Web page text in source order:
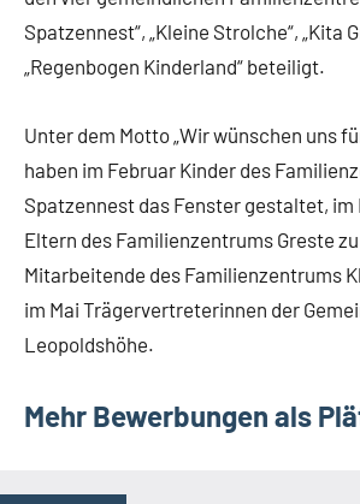
Spatzennest“, „Kleine Strolche“, „Kita
„Regenbogen Kinderland“ beteiligt.
Unter dem Motto „Wir wünschen uns
haben im Februar Kinder des
Spatzennest das Fenster gestaltet, im
Eltern des Familienzentrums Greste
Mitarbeitende des Familienzentrums
im Mai Trägervertreterinnen der
Leopoldshöhe.
Mehr Bewerbungen als